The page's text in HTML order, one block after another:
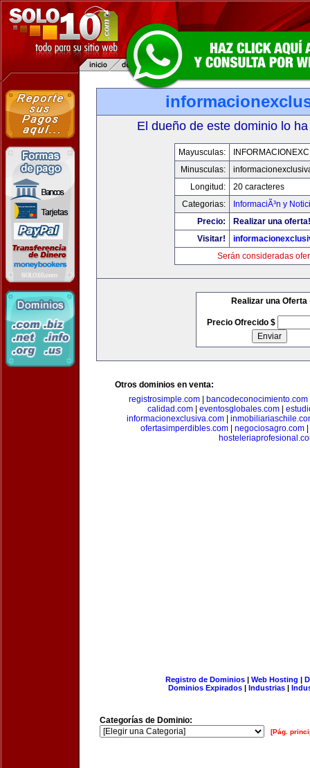
El dueño de este dominio lo
Mayusculas:
Minusculas:
Longitud:
20 caracteres
Categorias:
InformaciÃ³n y
Precio:
Realizar una oferta!
Visitar!
Serán consideradas
Realizar una Oferta
Precio Ofrecido $
Otros dominios en venta:
registrosimple.com
bancodeconocimiento.com
calidad.com
eventosglobales.com
informacionexclusiva.com|
ofertasimperdibles.com
negociosagro.com
Registro de Dominios| Web Hosting |
Dominios Expirados | Industrias |
Categorías de Dominio:
[Pág.